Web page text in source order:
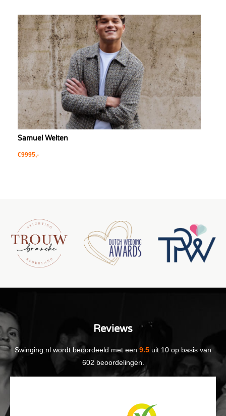
Samuel Welten
€9995,-
Reviews
Swinging.nl wordt beoordeeld met een 9.5 uit 10 op basis van
602 beoordelingen.